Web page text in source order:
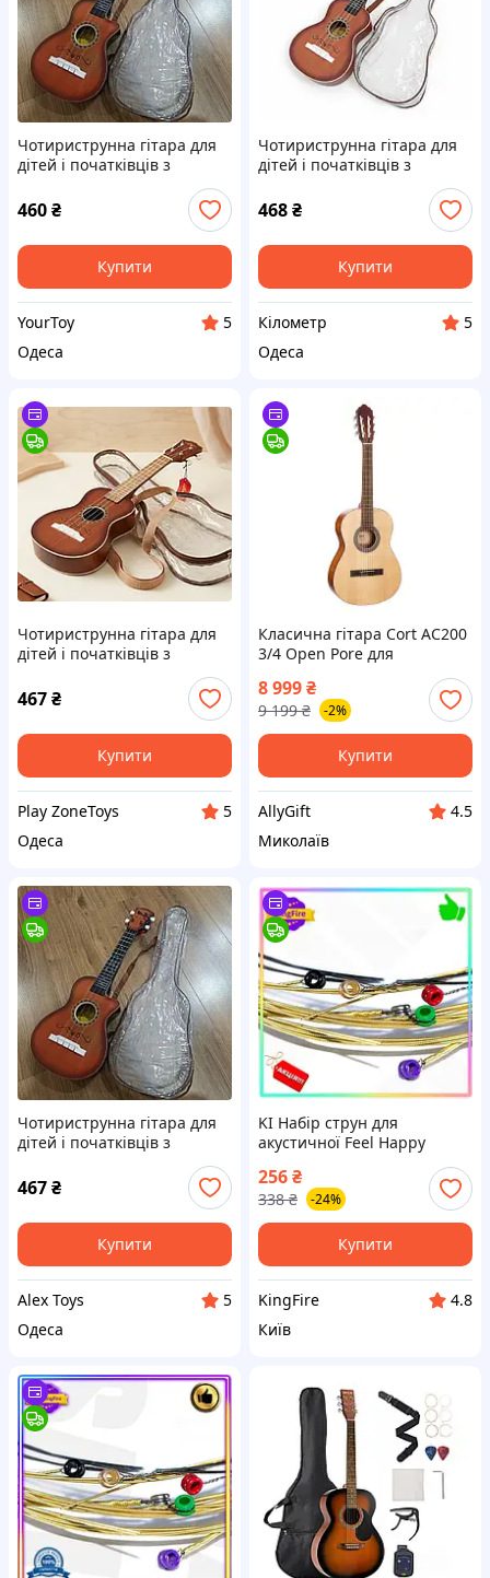
Чотириструнна гітара для
дітей і початківців з
класичним дизайном |
YourToy
460₴
Купити
YourToy
5
Одеса
Чотириструнна гітара для
дітей і початківців з
класичним дизайном ||
Kilometr+
468₴
Купити
Кілометр
5
Одеса
Чотириструнна гітара для
дітей і початківців з
класичним дизайном ||
PlayZone
467₴
Купити
Play ZoneToys
5
Одеса
Класична гітара Cort AC200
3/4 Open Pore для
8 999₴
9 199 ₴ -2%
Купити
AllyGift
4.5
Миколаїв
Чотириструнна гітара для
дітей і початківців з
класичним дизайном ||
AlexToys
467₴
Купити
Alex Toys
5
Одеса
KI Набір струн для
акустичної Feel Happy
Light для початківців
мінімальні болючі відчут
FIR41_R
256₴
338 ₴ -24%
Купити
KingFire
4.8
Київ